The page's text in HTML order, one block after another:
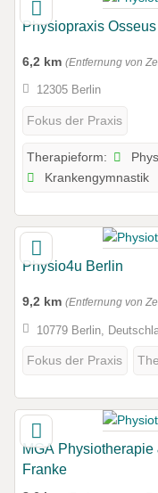
Physiopraxis Osseus
6,2 km (Entfernung von
12305 Berlin
Fokus der Praxis
Therapieform:
Krankengymnastik
Physio4u Berlin
9,2 km (Entfernung von
10779 Berlin,
Fokus der Praxis
MGA
Franke